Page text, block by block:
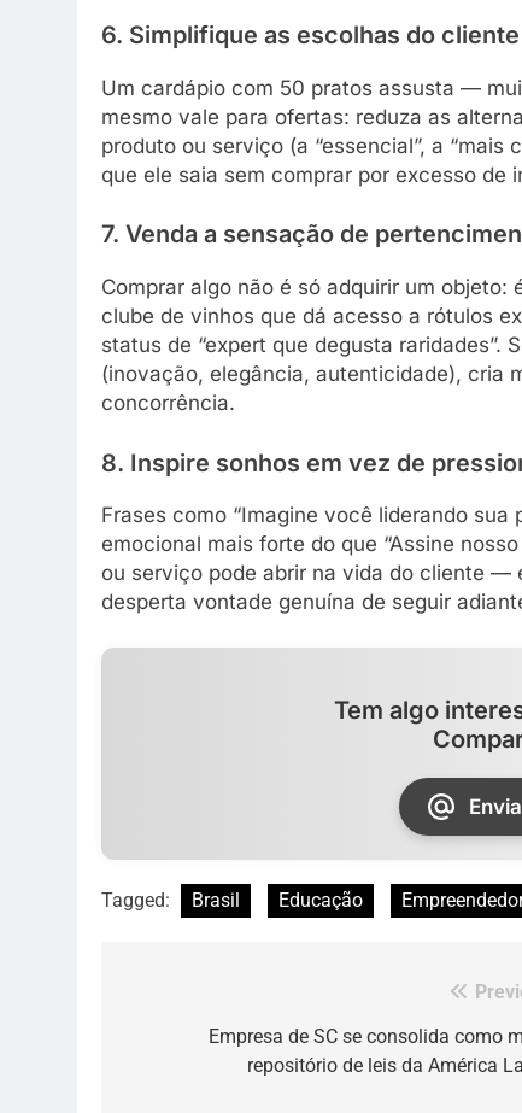
6. Simplifique as escolhas do cliente
Um cardápio com 50 pratos assusta —
mesmo vale para ofertas: reduza as
produto ou serviço (a “essencial”, a
que ele saia sem comprar por excesso de
7. Venda a sensação de
Comprar algo não é só adquirir um
clube de vinhos que dá acesso a rótulos
status de “expert que degusta raridades”.
(inovação, elegância, autenticidade), cria
concorrência.
8. Inspire sonhos em vez de
Frases como “Imagine você liderando
emocional mais forte do que “Assine
ou serviço pode abrir na vida do cliente
desperta vontade genuína de seguir
Tem algo
Tagged: Brasil Educação
Empresa de SC se consolida como
repositório de leis da América